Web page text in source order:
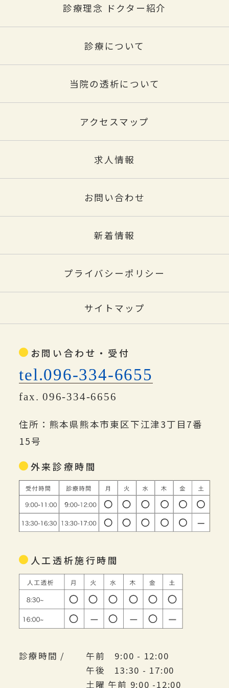
診療理念 ドクター紹介
診療について
当院の透析について
アクセスマップ
求人情報
お問い合わせ
新着情報
プライバシーポリシー
サイトマップ
お問い合わせ・受付
tel.096-334-6655
fax. 096-334-6656
住所：熊本県熊本市東区下江津3丁目7番
15号
外来診療時間
人工透析施行時間
診療時間 /
午前 9:00 - 12:00
午後 13:30 - 17:00
土曜 午前 9:00 -12:00